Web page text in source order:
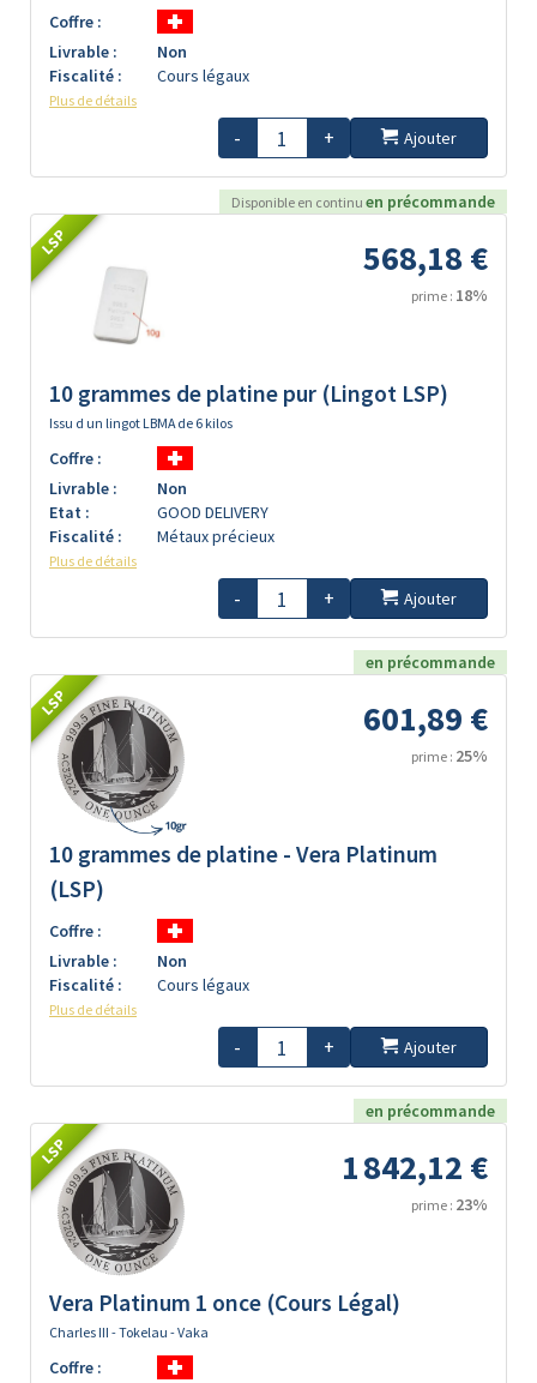
Coffre :
Livrable :
Non
Fiscalité :
Cours légaux
Plus de détails
- + Ajouter
Disponible en continu en précommande
LSP 568,18 €
prime : 18%
10 grammes de platine pur (Lingot LSP)
Issu d un lingot LBMA de 6 kilos
Coffre :
Livrable :
Non
Etat :
GOOD DELIVERY
Fiscalité :
Métaux précieux
Plus de détails
- + Ajouter
en précommande
LSP 601,89 €
prime : 25%
10 grammes de platine - Vera Platinum
(LSP)
Coffre :
Livrable :
Non
Fiscalité :
Cours légaux
Plus de détails
- + Ajouter
en précommande
LSP 1 842,12 €
prime : 23%
Vera Platinum 1 once (Cours Légal)
Charles III - Tokelau - Vaka
Coffre :